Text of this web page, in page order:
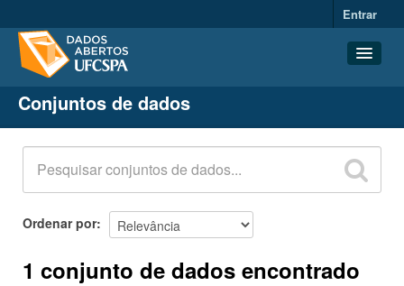
Entrar
Conjuntos de dados
Organizações
Grupos
Sobre
Conjuntos de dados
Ordenar por
1 conjunto de dados encontrado